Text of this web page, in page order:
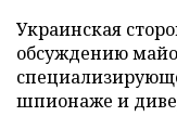
Украинская
обсуждению
шпионаже и